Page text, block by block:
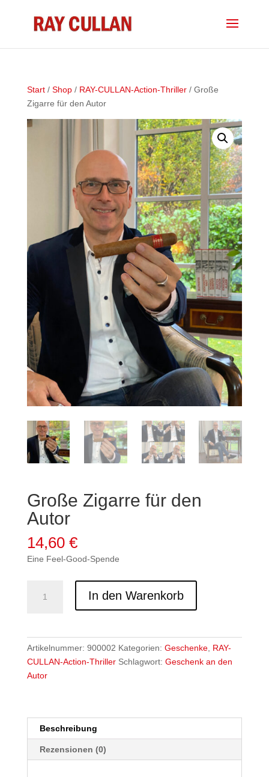
Start/ Shop/ RAY-CULLAN-Action-Thriller/ Große
Zigarre für den Autor
Große Zigarre für den
Autor
14,60 €
Eine Feel-Good-Spende
Zigarre
In den Warenkorb
Artikelnummer: 900002 Kategorien: Geschenke, RAY-
CULLAN-Action-Thriller Schlagwort: Geschenk an den
Autor
Beschreibung
Rezensionen (0)